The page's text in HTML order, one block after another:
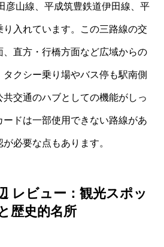
彦山線、平成筑豊鉄道伊田線、平
り入れています。この三路線の交
、直方・行橋方面など広域からの
クシー乗り場やバス停も駅南側
交通のハブとしての機能がしっ
ドは一部使用できない路線があ
必要な点もあります。
レビュー：観光スポッ
歴史的名所